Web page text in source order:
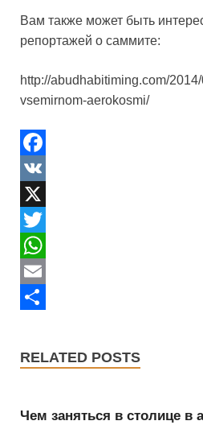
Вам также может быть
репортажей о саммите:
http://abudhabitiming.com/
vsemirnom-aerokosmi/
F
a
c
e
b
o
V
K
X
T
w
W
hE
RELATED POSTS
Чем заняться в столице в